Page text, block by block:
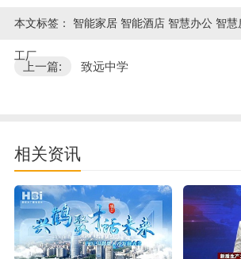
本文标签： 智能家居 智能酒店 智慧办公 智
工厂
上一篇: 致远中学
相关资讯